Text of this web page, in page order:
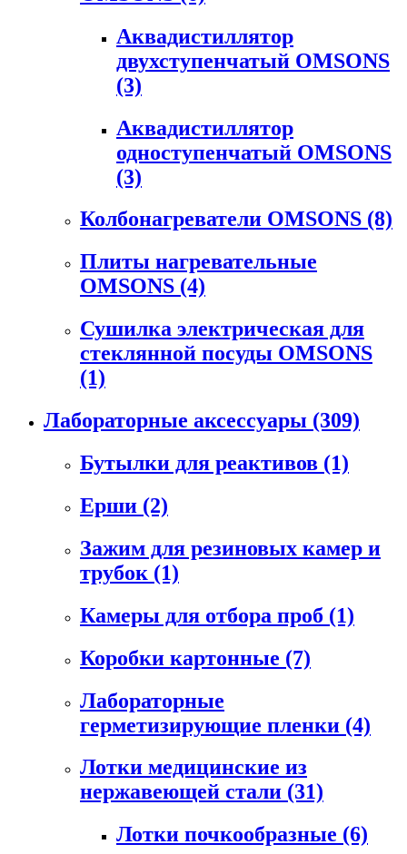
Аквадистиллятор
двухступенчатый OMSONS
(3)
Аквадистиллятор
одноступенчатый OMSONS
(3)
Колбонагреватели OMSONS (8)
Плиты нагревательные
OMSONS (4)
Сушилка электрическая для
стеклянной посуды OMSONS
(1)
Лабораторные аксессуары (309)
Бутылки для реактивов (1)
Ерши (2)
Зажим для резиновых камер и
трубок (1)
Камеры для отбора проб (1)
Коробки картонные (7)
Лабораторные
герметизирующие пленки (4)
Лотки медицинские из
нержавеющей стали (31)
Лотки почкообразные (6)